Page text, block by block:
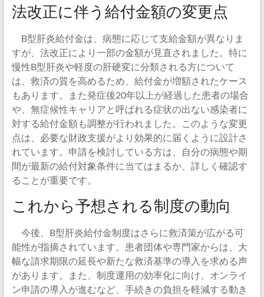
法改正に伴う給付金額の変更点
B型肝炎給付金は、病態に応じて支給金額が異なりま
すが、法改正により一部の金額が見直されました。特に
慢性B型肝炎や軽度の肝硬変に分類される方について
は、救済の質を高めるため、給付金が増額されたケース
もあります。また発症後20年以上が経過した患者の場合
や、無症候性キャリアと呼ばれる症状の出ない感染者に
対する給付金額も調整が行われました。このような変更
点は、必要な財政支援がより効果的に届くように設計さ
れています。申請を検討している方は、自分の病態や期
間が最新の給付対象条件に当てはまるか、詳しく確認す
ることが重要です。
これから予想される制度の動向
今後、B型肝炎給付金制度はさらに救済策が広がる可
能性が指摘されています。患者団体や専門家からは、大
幅な請求期限の延長や新たな救済基準の導入を求める声
があります。また、制度運用の効率化に向け、オンライ
ン申請の導入が進むなど、手続きの負担を軽減する動き